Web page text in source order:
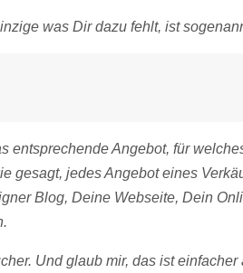
was Dir dazu fehlt, ist
entsprechende Angebot, für
gesagt, jedes Angebot eines
Blog, Deine Webseite, Dein
Und glaub mir, das ist einfacher